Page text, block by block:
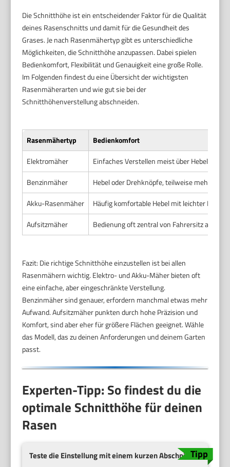
Die Schnitthöhe ist ein entscheidender Faktor für die Qualität
deines Rasenschnitts und damit für die Gesundheit des
Grases. Je nach Rasenmähertyp gibt es unterschiedliche
Möglichkeiten, die Schnitthöhe anzupassen. Dabei spielen
Bedienkomfort, Flexibilität und Genauigkeit eine große Rolle.
Im Folgenden findest du eine Übersicht der wichtigsten
Rasenmäherarten und wie gut sie bei der
Schnitthöhenverstellung abschneiden.
Rasenmähertyp
Bedienkomfort
Elektromäher
Einfaches Verstellen meist über Hebel an
Benzinmäher
Hebel oder Drehknöpfe, teilweise mehr
Akku-Rasenmäher
Häufig komfortable Hebel mit leichter
Aufsitzmäher
Bedienung oft zentral von Fahrersitz aus
Fazit: Die richtige Schnitthöhe einzustellen ist bei allen
Rasenmähern wichtig. Elektro- und Akku-Mäher bieten oft
eine einfache, aber eingeschränkte Verstellung.
Benzinmäher sind genauer, erfordern manchmal etwas mehr
Aufwand. Aufsitzmäher punkten durch hohe Präzision und
Komfort, sind aber eher für größere Flächen geeignet. Wähle
das Modell, das zu deinen Anforderungen und deinem Garten
passt.
Experten-Tipp: So findest du die
optimale Schnitthöhe für deinen
Rasen
Teste die Einstellung mit einem kurzen Abschnitt